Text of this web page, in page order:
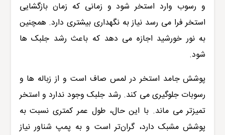
و رسوب وارد استخر شود و زمانی که زمان بازگشایی
استخر فرا می رسد نیاز به نگهداری بیشتری دارد. همچنین
به نور خورشید اجازه می دهد که باعث رشد جلبک ها
شود.
پوشش جامد استخر در لمس صاف است و از زباله ها و
رسوبات جلوگیری می کند. رشد جلبک وجود ندارد و استخر
تمیزتر می ماند. با این حال، طول عمر کمتری نسبت به
پوشش مشبک دارد، گران‌تر است و به پمپ شناور نیاز